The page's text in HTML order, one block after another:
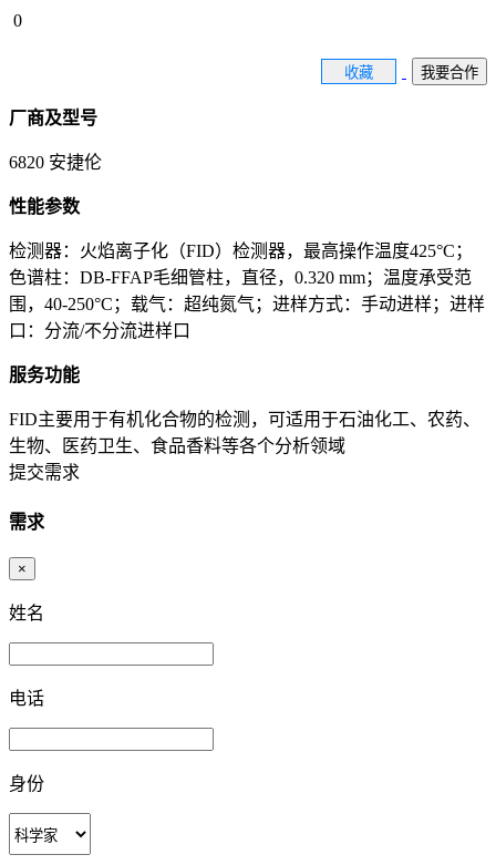
0
收藏 我要合作
厂商及型号
6820 安捷伦
性能参数
检测器：火焰离子化（FID）检测器，最高操作温度425°C；
色谱柱：DB-FFAP毛细管柱，直径，0.320 mm；温度承受范
围，40-250°C；载气：超纯氮气；进样方式：手动进样；进样
口：分流/不分流进样口
服务功能
FID主要用于有机化合物的检测，可适用于石油化工、农药、
生物、医药卫生、食品香料等各个分析领域
提交需求
需求
×
姓名
电话
身份